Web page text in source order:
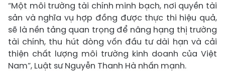
“Một môi trường tài chính minh bạch, nơi quyền tài
sản và nghĩa vụ hợp đồng được thực thi hiệu quả,
sẽ là nền tảng quan trọng để nâng hạng thị trường
tài chính, thu hút dòng vốn đầu tư dài hạn và cải
thiện chất lượng môi trường kinh doanh của Việt
Nam”, Luật sư Nguyễn Thanh Hà nhấn mạnh.